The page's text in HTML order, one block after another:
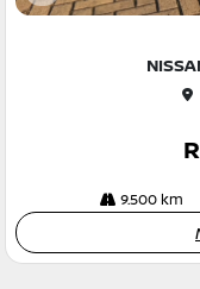
Co
9.500 km